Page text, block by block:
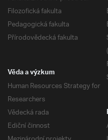
Filozofická fakulta
Pedagogická fakulta
Přírodovědecká fakulta
Věda a výzkum
Human Resources Strategy for
Researchers
Vědecká rada
Ediční činnost